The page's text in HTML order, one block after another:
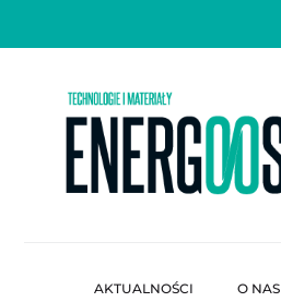
AKTUALNOŚCI O NAS